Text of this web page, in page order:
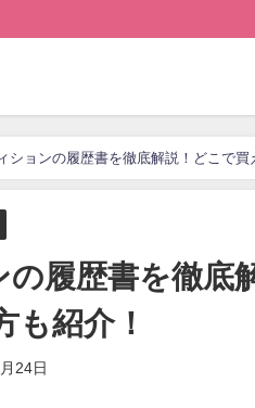
ションの履歴書を徹底解説！どこで
履歴書を徹底
も紹介！
24日